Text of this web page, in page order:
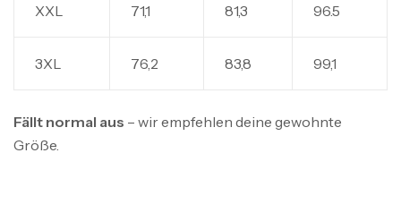
XXL 71,1 81,3 96.5
3XL 76,2 83,8 99,1
Fällt normal aus – wir empfehlen deine gewohnte
Größe.